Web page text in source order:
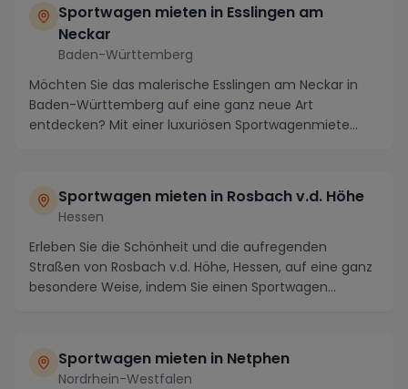
Sportwagen mieten in Esslingen am
Neckar
Baden-Württemberg
Möchten Sie das malerische Esslingen am Neckar in
Baden-Württemberg auf eine ganz neue Art
entdecken? Mit einer luxuriösen Sportwagenmiete
Sportwagen mieten in Rosbach v.d. Höhe
Hessen
Erleben Sie die Schönheit und die aufregenden
Straßen von Rosbach v.d. Höhe, Hessen, auf eine ganz
besondere Weise, indem Sie einen Sportwagen
Sportwagen mieten in Netphen
Nordrhein-Westfalen